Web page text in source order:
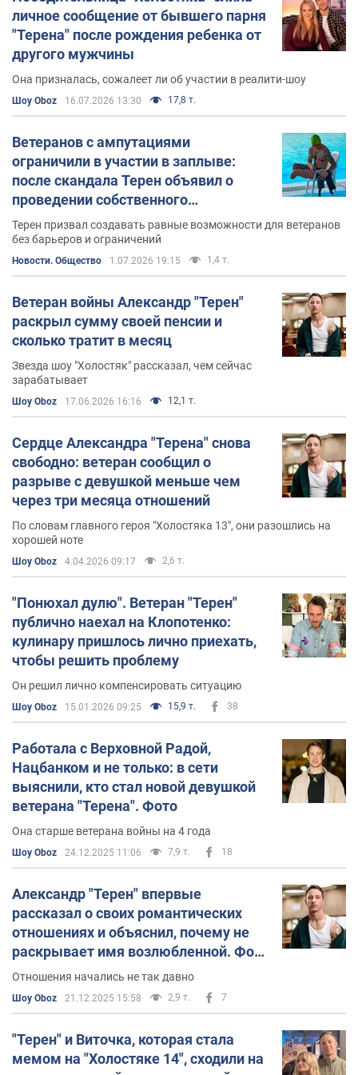
личное сообщение от бывшего парня
"Терена" после рождения ребенка от
другого мужчины
Она призналась, сожалеет ли об участии в реалити-шоу
Шоу Oboz 16.07.2026 13:30 17,8 т.
Ветеранов с ампутациями
ограничили в участии в заплыве:
после скандала Терен объявил о
проведении собственного
мероприятия
Терен призвал создавать равные возможности для ветеранов
без барьеров и ограничений
Новости. Общество 1.07.2026 19:15 1,4 т.
Ветеран войны Александр "Терен"
раскрыл сумму своей пенсии и
сколько тратит в месяц
Звезда шоу "Холостяк" рассказал, чем сейчас
зарабатывает
Шоу Oboz 17.06.2026 16:16 12,1 т.
Сердце Александра "Терена" снова
свободно: ветеран сообщил о
разрыве с девушкой меньше чем
через три месяца отношений
По словам главного героя "Холостяка 13", они разошлись на
хорошей ноте
Шоу Oboz 4.04.2026 09:17 2,6 т.
"Понюхал дулю". Ветеран "Терен"
публично наехал на Клопотенко:
кулинару пришлось лично приехать,
чтобы решить проблему
Он решил лично компенсировать ситуацию
Шоу Oboz 15.01.2026 09:25 15,9 т. 38
Работала с Верховной Радой,
Нацбанком и не только: в сети
выяснили, кто стал новой девушкой
ветерана "Терена". Фото
Она старше ветерана войны на 4 года
Шоу Oboz 24.12.2025 11:06 7,9 т. 18
Александр "Терен" впервые
рассказал о своих романтических
отношениях и объяснил, почему не
раскрывает имя возлюбленной. Фото
пары
Отношения начались не так давно
Шоу Oboz 21.12.2025 15:58 2,9 т. 7
"Терен" и Виточка, которая стала
мемом на "Холостяке 14", сходили на